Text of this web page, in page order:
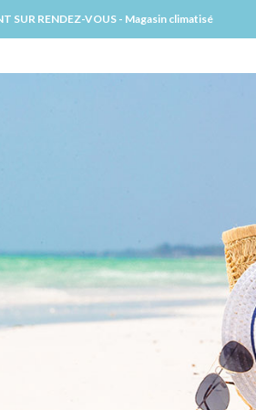
SUR RENDEZ-VOUS - Magasin climatisé